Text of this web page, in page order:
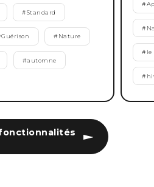
#Standard
Guérison # Nature
#automne
#
#
# le
#